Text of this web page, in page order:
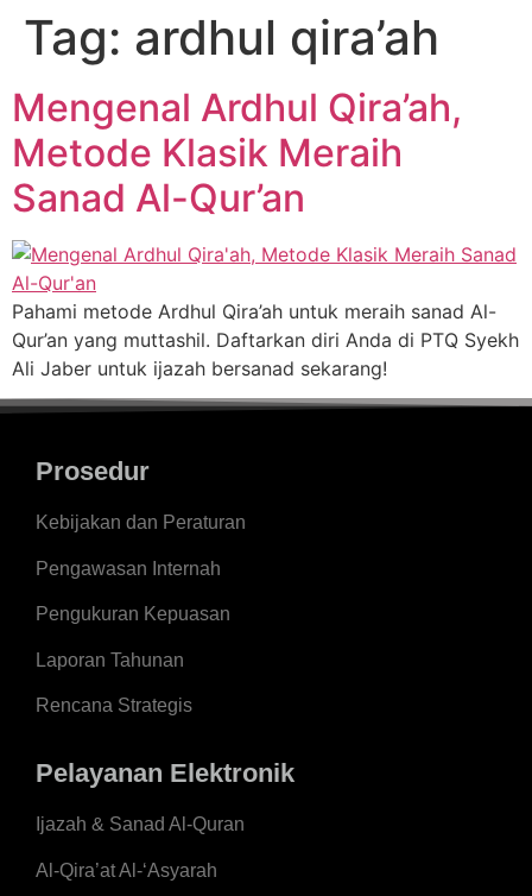
Tag: ardhul qira’ah
Mengenal Ardhul Qira’ah,
Metode Klasik Meraih
Sanad Al-Qur’an
Pahami metode Ardhul Qira’ah untuk meraih sanad Al-
Qur’an yang muttashil. Daftarkan diri Anda di PTQ Syekh
Ali Jaber untuk ijazah bersanad sekarang!
Prosedur
Kebijakan dan Peraturan
Pengawasan Internah
Pengukuran Kepuasan
Laporan Tahunan
Rencana Strategis
Pelayanan Elektronik
Ijazah & Sanad Al-Quran
Al-Qira’at Al-‘Asyarah